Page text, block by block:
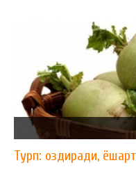
Турп: оздиради,